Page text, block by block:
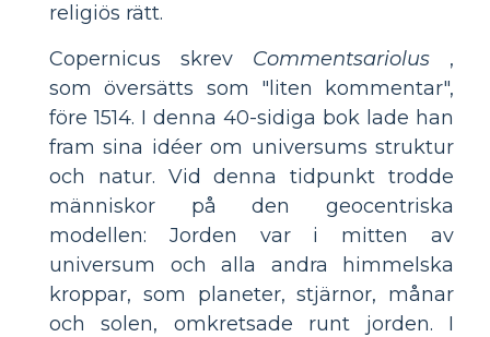
religiös rätt.
Copernicus skrev Commentsariolus ,
som översätts som "liten kommentar",
före 1514. I denna 40-sidiga bok lade han
fram sina idéer om universums struktur
och natur. Vid denna tidpunkt trodde
människor på den geocentriska
modellen: Jorden var i mitten av
universum och alla andra himmelska
kroppar, som planeter, stjärnor, månar
och solen, omkretsade runt jorden. I